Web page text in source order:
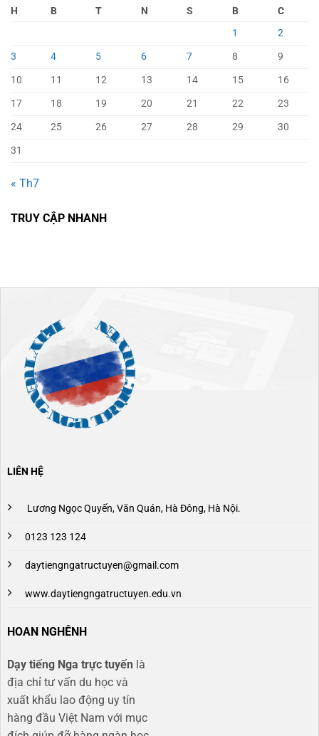
H B T N S B
C
1
2
3
4 5 6 7 8
9
10
11 12 13 14 15
16
17
18 19 20 21 22
23
24
25 26 27 28 29
30
31
« Th7
TRUY CẬP NHANH
LIÊN HỆ
Lương Ngọc Quyến, Văn Quán, Hà Đông, Hà Nội.
0123 123 124
daytiengngatructuyen@gmail.com
www.daytiengngatructuyen.edu.vn
HOAN NGHÊNH
Dạy tiếng Nga trực tuyến là
địa chỉ tư vấn du học và
xuất khẩu lao động uy tín
hàng đầu Việt Nam với mục